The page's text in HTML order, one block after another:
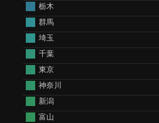
栃木
群馬
埼玉
千葉
東京
神奈川
新潟
富山